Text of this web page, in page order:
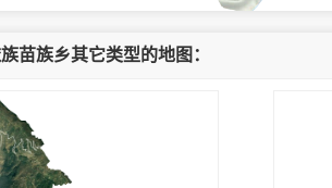
苗族乡其它类型的地图：